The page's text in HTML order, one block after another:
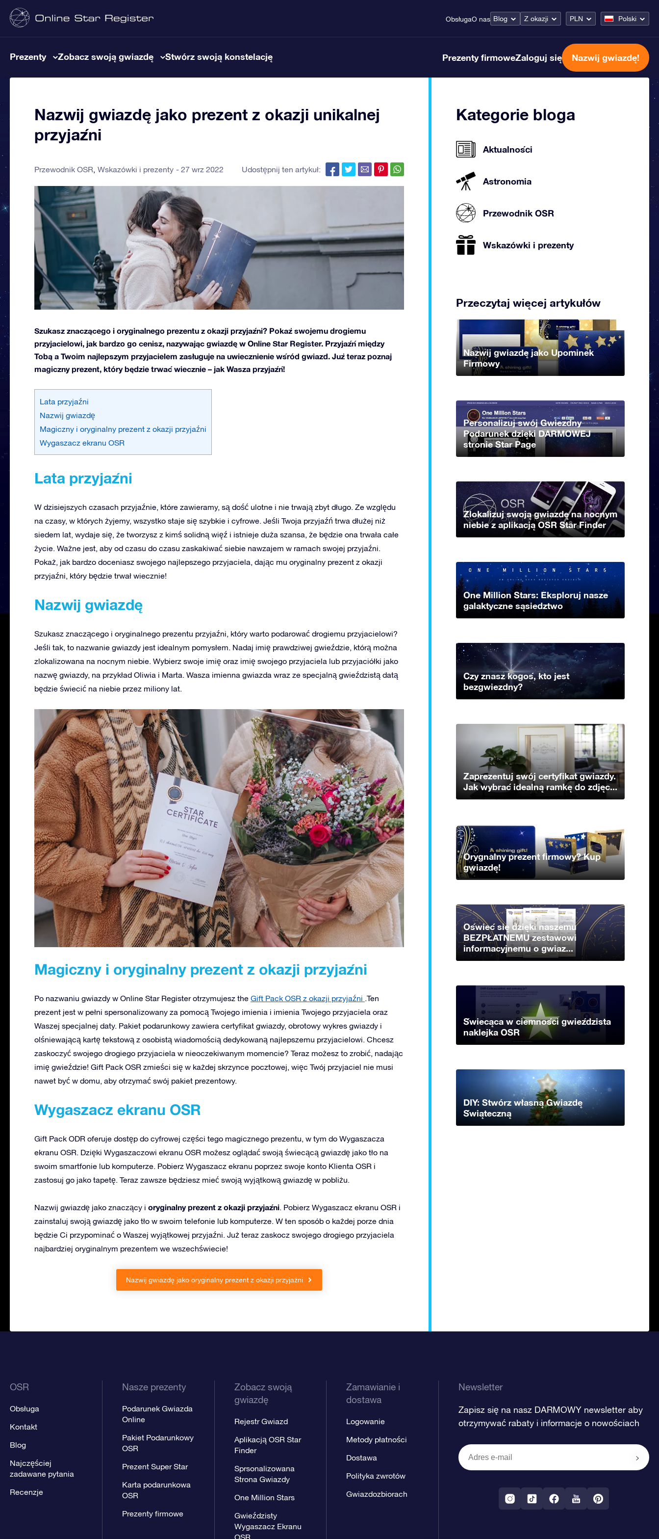
ObsługaO nas Blog Z okazji PLN Polski
Prezenty Zobacz swoją gwiazdę Stwórz swoją konstelację Prezenty firmoweZaloguj się Nazwij gwiazdę!
Nazwij gwiazdę jako prezent z okazji unikalnej
przyjaźni
Przewodnik OSR Wskazówki i prezenty 27 wrz 2022 Udostępnij ten artykuł:
Szukasz znaczącego i oryginalnego prezentu z okazji przyjaźni? Pokaż swojemu drogiemu
przyjacielowi, jak bardzo go cenisz, nazywając gwiazdę w Online Star Register. Przyjaźń między
Tobą a Twoim najlepszym przyjacielem zasługuje na uwiecznienie wśród gwiazd. Już teraz poznaj
magiczny prezent, który będzie trwać wiecznie – jak Wasza przyjaźń!
Lata przyjaźni
Nazwij gwiazdę
Magiczny i oryginalny prezent z okazji przyjaźni
Wygaszacz ekranu OSR
Lata przyjaźni
W dzisiejszych czasach przyjaźnie, które zawieramy, są dość ulotne i nie trwają zbyt długo. Ze względu
na czasy, w których żyjemy, wszystko staje się szybkie i cyfrowe. Jeśli Twoja przyjaźń trwa dłużej niż
siedem lat, wydaje się, że tworzysz z kimś solidną więź i istnieje duża szansa, że będzie ona trwała całe
życie. Ważne jest, aby od czasu do czasu zaskakiwać siebie nawzajem w ramach swojej przyjaźni.
Pokaż, jak bardzo doceniasz swojego najlepszego przyjaciela, dając mu oryginalny prezent z okazji
przyjaźni, który będzie trwał wiecznie!
Nazwij gwiazdę
Szukasz znaczącego i oryginalnego prezentu przyjaźni, który warto podarować drogiemu przyjacielowi?
Jeśli tak, to nazwanie gwiazdy jest idealnym pomysłem. Nadaj imię prawdziwej gwieździe, którą można
zlokalizowana na nocnym niebie. Wybierz swoje imię oraz imię swojego przyjaciela lub przyjaciółki jako
nazwę gwiazdy, na przykład Oliwia i Marta. Wasza imienna gwiazda wraz ze specjalną gwieździstą datą
będzie świecić na niebie przez miliony lat.
Magiczny i oryginalny prezent z okazji przyjaźni
Po nazwaniu gwiazdy w Online Star Register otrzymujesz the Gift Pack OSR z okazji przyjaźni .Ten
prezent jest w pełni spersonalizowany za pomocą Twojego imienia i imienia Twojego przyjaciela oraz
Waszej specjalnej daty. Pakiet podarunkowy zawiera certyfikat gwiazdy, obrotowy wykres gwiazdy i
olśniewającą kartę tekstową z osobistą wiadomością dedykowaną najlepszemu przyjacielowi. Chcesz
zaskoczyć swojego drogiego przyjaciela w nieoczekiwanym momencie? Teraz możesz to zrobić, nadając
imię gwieździe! Gift Pack OSR zmieści się w każdej skrzynce pocztowej, więc Twój przyjaciel nie musi
nawet być w domu, aby otrzymać swój pakiet prezentowy.
Wygaszacz ekranu OSR
Gift Pack ODR oferuje dostęp do cyfrowej części tego magicznego prezentu, w tym do Wygaszacza
ekranu OSR. Dzięki Wygaszaczowi ekranu OSR możesz oglądać swoją świecącą gwiazdę jako tło na
swoim smartfonie lub komputerze. Pobierz Wygaszacz ekranu poprzez swoje konto Klienta OSR i
zastosuj go jako tapetę. Teraz zawsze będziesz mieć swoją wyjątkową gwiazdę w pobliżu.
Nazwij gwiazdę jako znaczący i oryginalny prezent z okazji przyjaźni. Pobierz Wygaszacz ekranu OSR i
zainstaluj swoją gwiazdę jako tło w swoim telefonie lub komputerze. W ten sposób o każdej porze dnia
będzie Ci przypominać o Waszej wyjątkowej przyjaźni. Już teraz zaskocz swojego drogiego przyjaciela
najbardziej oryginalnym prezentem we wszechświecie!
Nazwij gwiazdę jako oryginalny prezent z okazji przyjaźni
Kategorie bloga
Aktualności
Astronomia
Przewodnik OSR
Wskazówki i prezenty
Przeczytaj więcej artykułów
Nazwij gwiazdę jako Upominek
Firmowy
Personalizuj swój Gwiezdny
Podarunek dzięki DARMOWEJ
stronie Star Page
Zlokalizuj swoją gwiazdę na nocnym
niebie z aplikacją OSR Star Finder
One Million Stars: Eksploruj nasze
galaktyczne sąsiedztwo
Czy znasz kogoś, kto jest
bezgwiezdny?
Zaprezentuj swój certyfikat gwiazdy.
Jak wybrać idealną ramkę do zdjęc...
Orygnalny prezent firmowy? Kup
gwiazdę!
Oświeć się dzięki naszemu
BEZPŁATNEMU zestawowi
informacyjnemu o gwiaz...
Świecąca w ciemności gwieździsta
naklejka OSR
DIY: Stwórz własną Gwiazdę
Świąteczną
OSR
Obsługa
Kontakt
Blog
Najczęściej
zadawane pytania
Recenzje
Nasze prezenty
Podarunek Gwiazda
Online
Pakiet Podarunkowy
OSR
Prezent Super Star
Karta podarunkowa
OSR
Prezenty firmowe
Zobacz swoją
gwiazdę
Rejestr Gwiazd
Aplikacją OSR Star
Finder
Sprsonalizowana
Strona Gwiazdy
One Million Stars
Gwieździsty
Wygaszacz Ekranu
OSR
Zamawianie i
dostawa
Logowanie
Metody płatności
Dostawa
Polityka zwrotów
Gwiazdozbiorach
Newsletter
Zapisz się na nasz DARMOWY newsletter aby
otrzymywać rabaty i informacje o nowościach